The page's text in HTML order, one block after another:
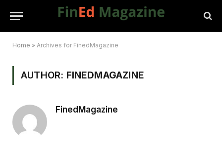
Home » Archives for FinedMagazine
AUTHOR: FINEDMAGAZINE
FinedMagazine